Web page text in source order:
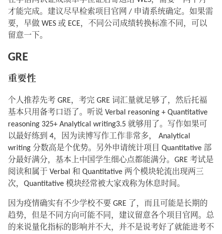
才能完成。建议尽早检索项目官网 / 申请系统确定。如果需
要，早做 WES 或 ECE，不同公司成绩转换标准不同，可以
留意一下。
GRE
重要性
个人推荐先考 GRE，考完 GRE 词汇量就足够了，然后托福
基本只用备考口语了。听说 Verbal reasoning + Quantitative
reasoning 325+ Analytical writing3.5 就够用了。写作如果可
以最好练到 4，因为读博写作工作非常多， Analytical
writing 分数高是个优势。另外申请统计项目 Quantitative 部
分最好满分，基本上中国学生细心点都能满分。GRE 考试是
阅读和属于 Verbal 和 Quantitative 两个模块轮流出现两三
次，Quantitative 模块经常被大家戏称为休息时间。
因为疫情确实有不少学校不要 GRE 了，而且可能是长期的
趋势，但是不同方向可能不同，建议留意各个项目官网。总
的来说量化指标的影响并不大，并不是说考好了就能进考不